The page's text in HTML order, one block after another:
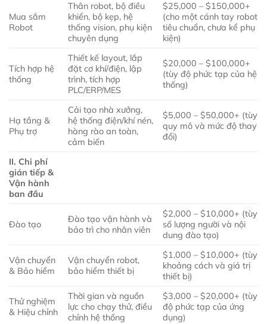
Mua sắm
Robot
Thân robot, bộ điều
khiển, bộ kẹp, hệ
thống vision, phụ kiện
chuyên dụng
$25,000 – $150,000+
(cho một cánh tay robot
tiêu chuẩn, chưa kể phụ
kiện)
Tích hợp hệ
thống
Thiết kế layout, lắp
đặt cơ khí/điện, lập
trình, tích hợp
PLC/ERP/MES
$20,000 – $100,000+
(tùy độ phức tạp của hệ
thống)
Hạ tầng &
Phụ trợ
Cải tạo nhà xưởng,
hệ thống điện/khí nén,
hàng rào an toàn,
cảm biến
$5,000 – $50,000+ (tùy
quy mô và mức độ thay
đổi)
II. Chi phí
gián tiếp &
Vận hành
ban đầu
Đào tạo
Đào tạo vận hành và
bảo trì cho nhân viên
$2,000 – $10,000+ (tùy
số lượng người và nội
dung đào tạo)
Vận chuyển
& Bảo hiểm
Vận chuyển robot,
bảo hiểm thiết bị
$1,000 – $10,000+ (tùy
khoảng cách và giá trị
thiết bị)
Thử nghiệm
& Hiệu chỉnh
Thời gian và nguồn
lực cho chạy thử, điều
chỉnh hệ thống
$3,000 – $20,000+ (tùy
độ phức tạp của ứng
dụng)